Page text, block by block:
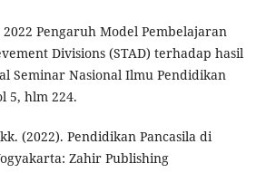
Pengaruh Model Pembelajaran
Divisions (STAD) terhadap hasil
Seminar Nasional Ilmu Pendidikan
5, hlm 224.
(2022). Pendidikan Pancasila di
Zahir Publishing